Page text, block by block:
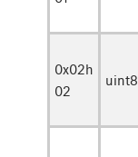
0x02h
02
uint8